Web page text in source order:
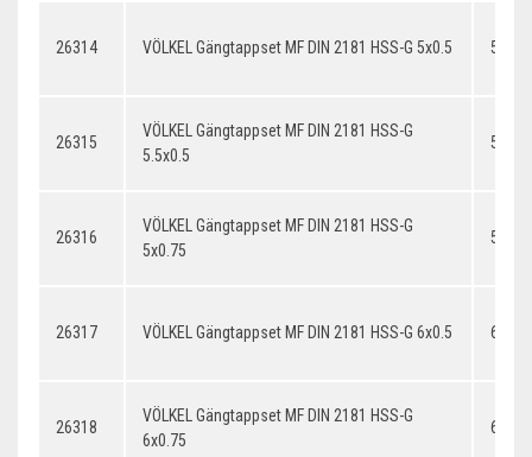
26314 VÖLKEL Gängtappset MF DIN 2181 HSS-G 5x0.5 5x0.5
26315
VÖLKEL Gängtappset MF DIN 2181 HSS-G
5.5x0.5
26316
VÖLKEL Gängtappset MF DIN 2181 HSS-G
5x0.75
26317 VÖLKEL Gängtappset MF DIN 2181 HSS-G 6x0.5 6x0.5
26318
VÖLKEL Gängtappset MF DIN 2181 HSS-G
6x0.75